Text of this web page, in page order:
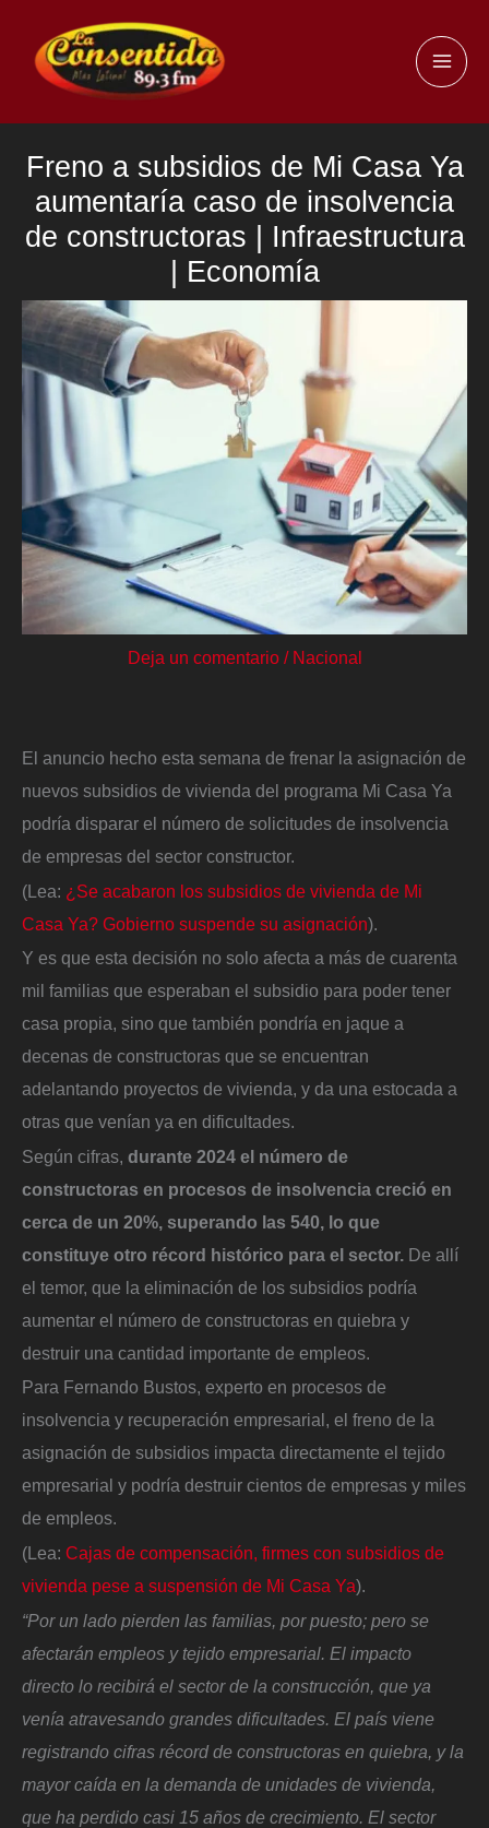
contenido
Freno a subsidios de Mi Casa Ya
aumentaría caso de insolvencia
de constructoras | Infraestructura
| Economía
Deja un comentario / Nacional
El anuncio hecho esta semana de frenar la asignación de
nuevos subsidios de vivienda del programa Mi Casa Ya
podría disparar el número de solicitudes de insolvencia
de empresas del sector constructor.
(Lea: ¿Se acabaron los subsidios de vivienda de Mi
Casa Ya? Gobierno suspende su asignación).
Y es que esta decisión no solo afecta a más de cuarenta
mil familias que esperaban el subsidio para poder tener
casa propia, sino que también pondría en jaque a
decenas de constructoras que se encuentran
adelantando proyectos de vivienda, y da una estocada a
otras que venían ya en dificultades.
Según cifras, durante 2024 el número de
constructoras en procesos de insolvencia creció en
cerca de un 20%, superando las 540, lo que
constituye otro récord histórico para el sector. De allí
el temor, que la eliminación de los subsidios podría
aumentar el número de constructoras en quiebra y
destruir una cantidad importante de empleos.
Para Fernando Bustos, experto en procesos de
insolvencia y recuperación empresarial, el freno de la
asignación de subsidios impacta directamente el tejido
empresarial y podría destruir cientos de empresas y miles
de empleos.
(Lea: Cajas de compensación, firmes con subsidios de
vivienda pese a suspensión de Mi Casa Ya).
“Por un lado pierden las familias, por puesto; pero se
afectarán empleos y tejido empresarial. El impacto
directo lo recibirá el sector de la construcción, que ya
venía atravesando grandes dificultades. El país viene
registrando cifras récord de constructoras en quiebra, y la
mayor caída en la demanda de unidades de vivienda,
que ha perdido casi 15 años de crecimiento. El sector